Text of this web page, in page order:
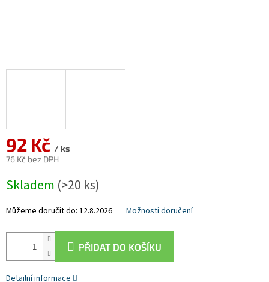
92 Kč / ks
76 Kč bez DPH
cena:
Skladem (>20 ks)
Můžeme doručit do: 12.8.2026 Možnosti doručení
PŘIDAT DO KOŠÍKU
Detailní informace